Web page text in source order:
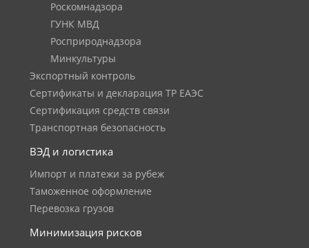
Роскомнадзора
ГУНК МВД
Росприроднадзора
Минкультуры
Экспортный контроль
Сертификаты и декларация ТР ЕАЭС
Сертификация средств связи
Транспортная безопасность
ВЭД и логистика
Импорт и платежи за рубеж
Таможенное оформление
Перевозка грузов
Минимизация рисков